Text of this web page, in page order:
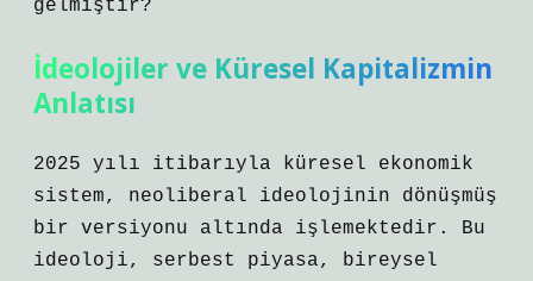
gelmiştir?
İdeolojiler ve Küresel Kapitalizmin
Anlatısı
2025 yılı itibarıyla küresel ekonomik
sistem, neoliberal ideolojinin dönüşmüş
bir versiyonu altında işlemektedir. Bu
ideoloji, serbest piyasa, bireysel